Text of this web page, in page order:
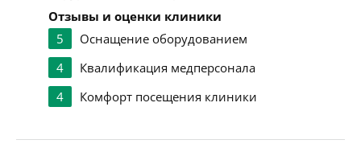
Отзывы и оценки клиники
5
Оснащение оборудованием
4
Квалификация медперсонала
4
Комфорт посещения клиники